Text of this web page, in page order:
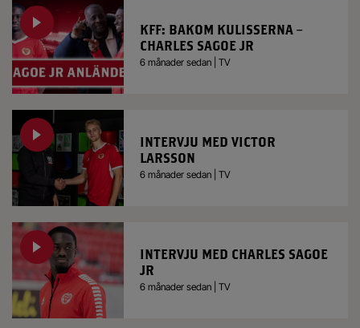
KFF: BAKOM KULISSERNA –
CHARLES SAGOE JR
6 månader sedan | TV
INTERVJU MED VICTOR
LARSSON
6 månader sedan | TV
INTERVJU MED CHARLES SAGOE
JR
6 månader sedan | TV